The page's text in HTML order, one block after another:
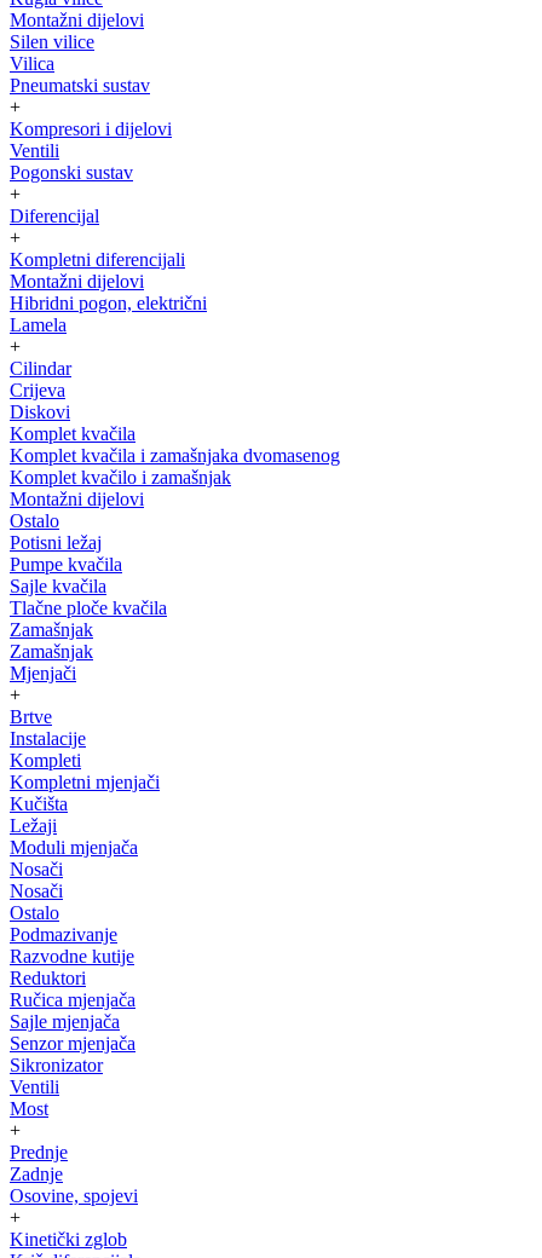
Montažni dijelovi
Silen vilice
Vilica
Pneumatski sustav
+
Kompresori i dijelovi
Ventili
Pogonski sustav
+
Diferencijal
+
Kompletni diferencijali
Montažni dijelovi
Hibridni pogon, električni
Lamela
+
Cilindar
Crijeva
Diskovi
Komplet kvačila
Komplet kvačila i zamašnjaka dvomasenog
Komplet kvačilo i zamašnjak
Montažni dijelovi
Ostalo
Potisni ležaj
Pumpe kvačila
Sajle kvačila
Tlačne ploče kvačila
Zamašnjak
Zamašnjak
Mjenjači
+
Brtve
Instalacije
Kompleti
Kompletni mjenjači
Kučišta
Ležaji
Moduli mjenjača
Nosači
Nosači
Ostalo
Podmazivanje
Razvodne kutije
Reduktori
Ručica mjenjača
Sajle mjenjača
Senzor mjenjača
Sikronizator
Ventili
Most
+
Prednje
Zadnje
Osovine, spojevi
+
Kinetički zglob